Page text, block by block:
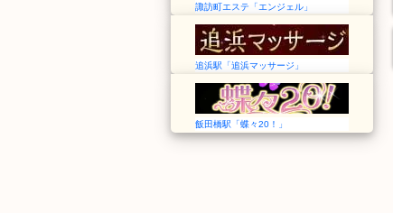
諏訪町エステ「エンジェル」
追浜駅「追浜マッサージ」
飯田橋駅「蝶々20！」